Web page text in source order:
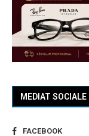
MEDIAT SOCIALE
FACEBOOK